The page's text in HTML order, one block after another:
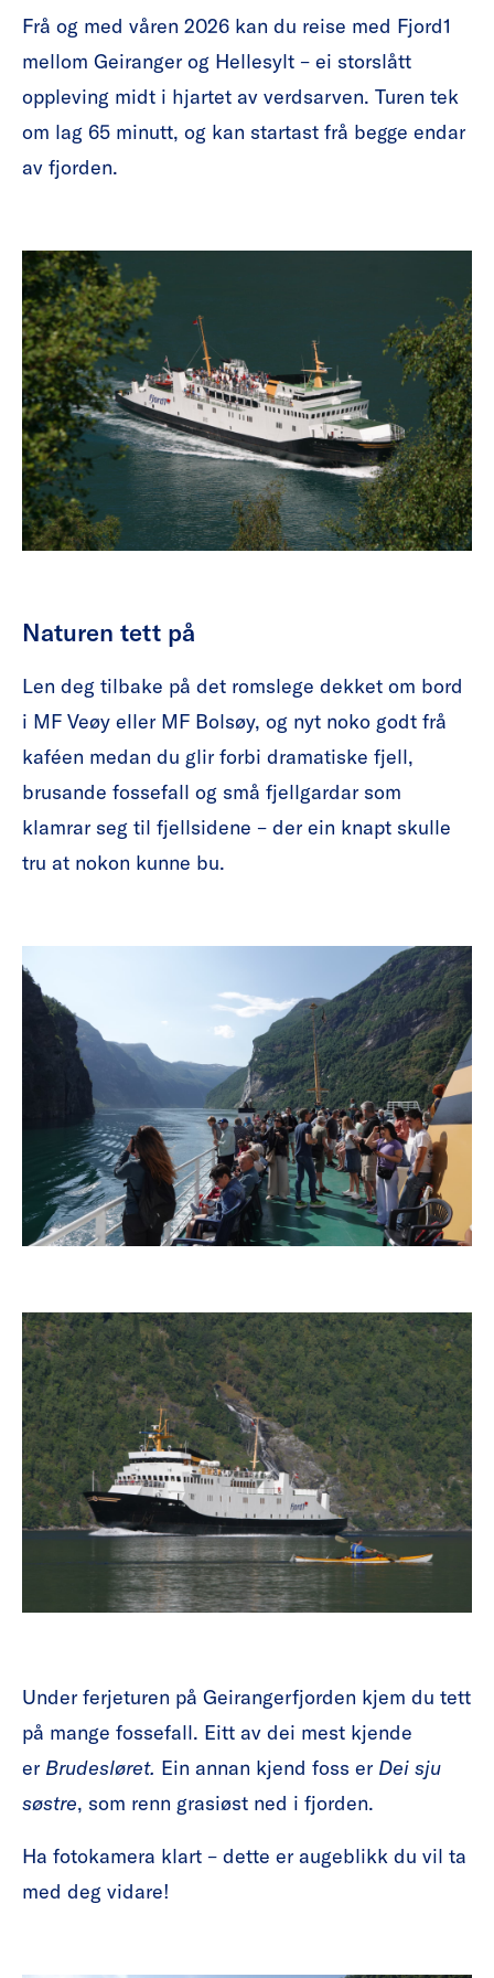
Frå og med våren 2026 kan du reise med Fjord1
mellom Geiranger og Hellesylt – ei storslått
oppleving midt i hjartet av verdsarven. Turen tek
om lag 65 minutt, og kan startast frå begge endar
av fjorden.
Naturen tett på
Len deg tilbake på det romslege dekket om bord
i MF Veøy eller MF Bolsøy, og nyt noko godt frå
kaféen medan du glir forbi dramatiske fjell,
brusande fossefall og små fjellgardar som
klamrar seg til fjellsidene – der ein knapt skulle
tru at nokon kunne bu.
Under ferjeturen på Geirangerfjorden kjem du tett
på mange fossefall. Eitt av dei mest kjende
er Brudesløret. Ein annan kjend foss er Dei sju
søstre, som renn grasiøst ned i fjorden.
Ha fotokamera klart – dette er augeblikk du vil ta
med deg vidare!